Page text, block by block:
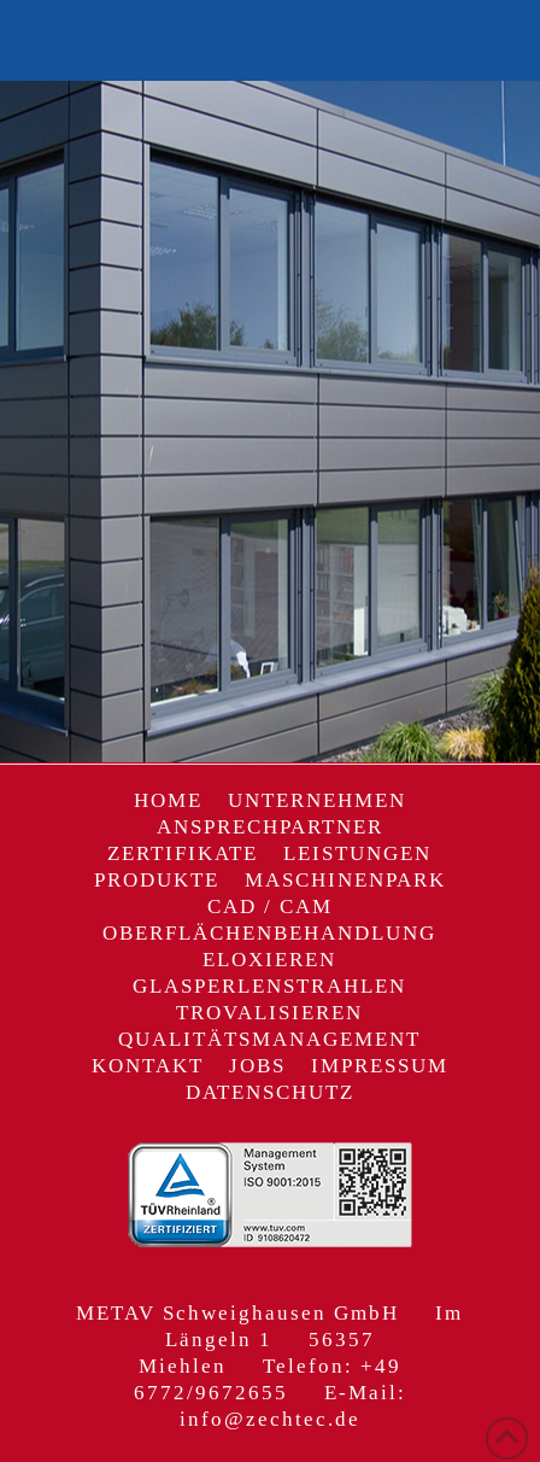
HOME
UNTERNEHMEN
ANSPRECHPARTNER
ZERTIFIKATE
LEISTUNGEN
PRODUKTE
MASCHINENPARK
CAD / CAM
OBERFLÄCHENBEHANDLUNG
ELOXIEREN
GLASPERLENSTRAHLEN
TROVALISIEREN
QUALITÄTSMANAGEMENT
KONTAKT
JOBS
IMPRESSUM
DATENSCHUTZ
METAV Schweighausen GmbH Im
Längeln 1 56357
Miehlen Telefon: +49
6772/9672655 E-Mail:
info@zechtec.de